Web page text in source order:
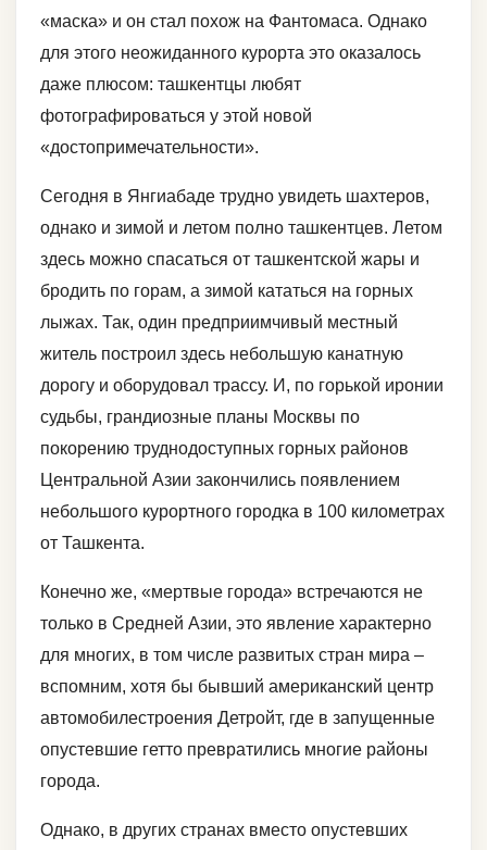
«маска» и он стал похож на Фантомаса. Однако
для этого неожиданного курорта это оказалось
даже плюсом: ташкентцы любят
фотографироваться у этой новой
«достопримечательности».
Сегодня в Янгиабаде трудно увидеть шахтеров,
однако и зимой и летом полно ташкентцев. Летом
здесь можно спасаться от ташкентской жары и
бродить по горам, а зимой кататься на горных
лыжах. Так, один предприимчивый местный
житель построил здесь небольшую канатную
дорогу и оборудовал трассу. И, по горькой иронии
судьбы, грандиозные планы Москвы по
покорению труднодоступных горных районов
Центральной Азии закончились появлением
небольшого курортного городка в 100 километрах
от Ташкента.
Конечно же, «мертвые города» встречаются не
только в Средней Азии, это явление характерно
для многих, в том числе развитых стран мира –
вспомним, хотя бы бывший американский центр
автомобилестроения Детройт, где в запущенные
опустевшие гетто превратились многие районы
города.
Однако, в других странах вместо опустевших